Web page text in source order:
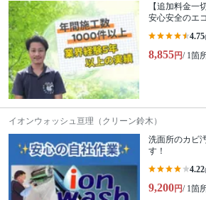
【追加料金一
安心安全のエ
4.75
8,855円/ 1箇
イオンウォッシュ亘理（クリーン鈴木）
洗面所のカビ
す！
4.22
9,200円/ 1箇